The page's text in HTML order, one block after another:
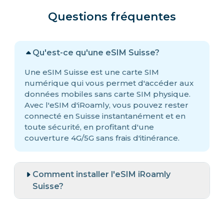
Questions fréquentes
Qu'est-ce qu'une eSIM Suisse?
Une eSIM Suisse est une carte SIM
numérique qui vous permet d'accéder aux
données mobiles sans carte SIM physique.
Avec l'eSIM d'iRoamly, vous pouvez rester
connecté en Suisse instantanément et en
toute sécurité, en profitant d'une
couverture 4G/5G sans frais d'itinérance.
Comment installer l'eSIM iRoamly
Suisse?